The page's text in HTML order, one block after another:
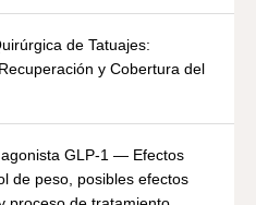
de Tatuajes:
y Cobertura del
GLP-1 — Efectos
de peso, posibles efectos